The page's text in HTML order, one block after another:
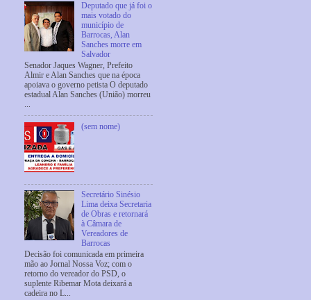
Deputado que já foi o
mais votado do
município de
Barrocas, Alan
Sanches morre em
Salvador
Senador Jaques Wagner, Prefeito
Almir e Alan Sanches que na época
apoiava o governo petista O deputado
estadual Alan Sanches (União) morreu
...
(sem nome)
Secretário Sinésio
Lima deixa Secretaria
de Obras e retornará
à Câmara de
Vereadores de
Barrocas
Decisão foi comunicada em primeira
mão ao Jornal Nossa Voz; com o
retorno do vereador do PSD, o
suplente Ribemar Mota deixará a
cadeira no L...